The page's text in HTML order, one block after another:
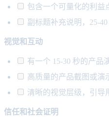
包含一个可量化的利益
副标题补充说明，25-
视觉和互动
有一个 15-30 秒的产品
高质量的产品截图或演
清晰的视觉层级，引导
信任和社会证明